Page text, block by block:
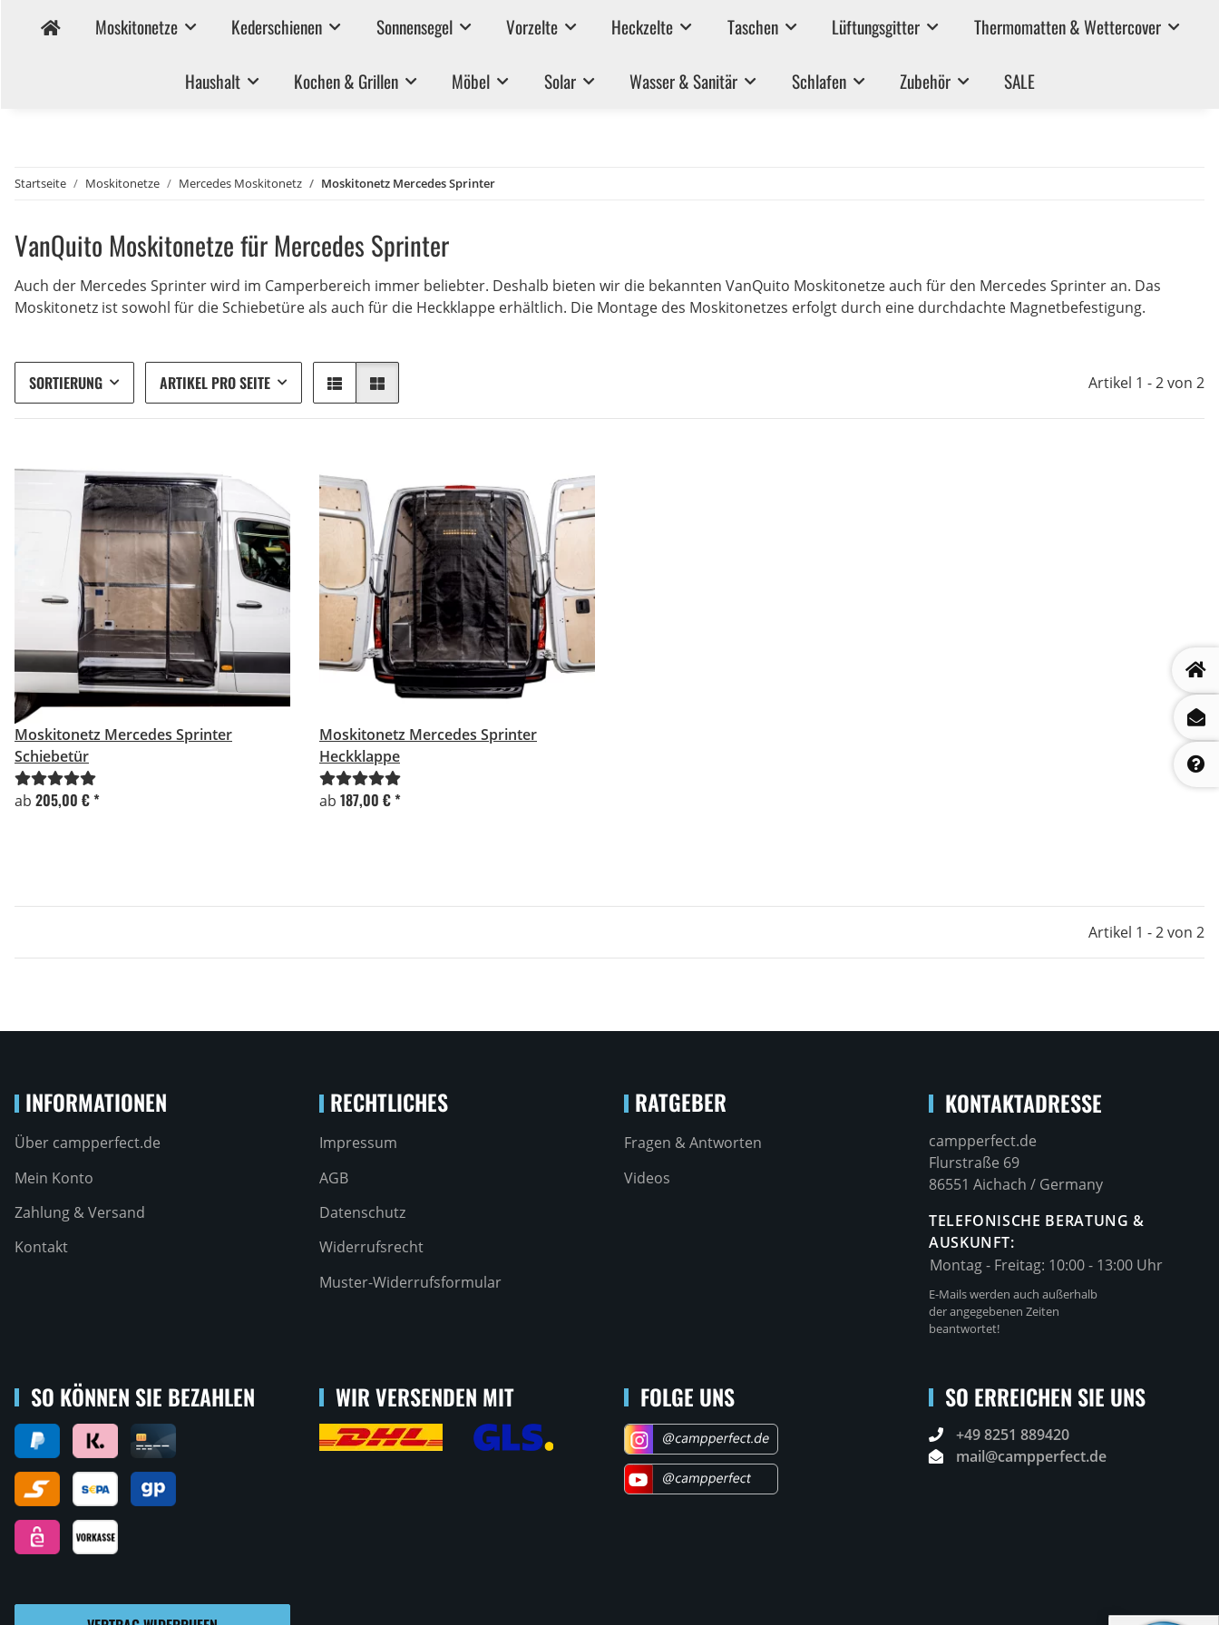
Moskitonetze Kederschienen Sonnensegel Vorzelte Heckzelte Taschen Lüftungsgitter Thermomatten & Wettercover
Haushalt Kochen & Grillen Möbel Solar Wasser & Sanitär Schlafen Zubehör SALE
Startseite Moskitonetze Mercedes Moskitonetz Moskitonetz Mercedes Sprinter
VanQuito Moskitonetze für Mercedes Sprinter
Auch der Mercedes Sprinter wird im Camperbereich immer beliebter. Deshalb bieten wir die bekannten VanQuito Moskitonetze auch für den Mercedes Sprinter an. Das
Moskitonetz ist sowohl für die Schiebetüre als auch für die Heckklappe erhältlich. Die Montage des Moskitonetzes erfolgt durch eine durchdachte Magnetbefestigung.
SORTIERUNG ARTIKEL PRO SEITE Artikel 1 - 2 von 2
Moskitonetz Mercedes Sprinter
Schiebetür
ab 205,00 €*
Moskitonetz Mercedes Sprinter
Heckklappe
ab 187,00 €*
Artikel 1 - 2 von 2
INFORMATIONEN
Über campperfect.de
Mein Konto
Zahlung & Versand
Kontakt
RECHTLICHES
Impressum
AGB
Datenschutz
Widerrufsrecht
Muster-Widerrufsformular
RATGEBER
Fragen & Antworten
Videos
KONTAKTADRESSE
campperfect.de
Flurstraße 69
86551 Aichach / Germany
TELEFONISCHE BERATUNG &
AUSKUNFT:
Montag - Freitag: 10:00 - 13:00 Uhr
E-Mails werden auch außerhalb
der angegebenen Zeiten
beantwortet!
SO KÖNNEN SIE BEZAHLEN WIR VERSENDEN MIT FOLGE UNS SO ERREICHEN SIE UNS
+49 8251 889420
mail@campperfect.de